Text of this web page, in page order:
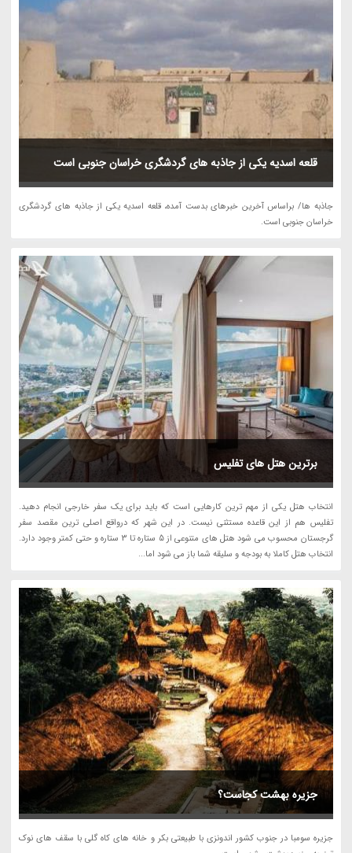
قلعه اسدیه یکی از جاذبه های گردشگری خراسان جنوبی است
جاذبه ها/ براساس آخرین خبرهای بدست آمده، قلعه اسدیه یکی از جاذبه های گردشگری
خراسان جنوبی است.
برترین هتل های تفلیس
انتخاب هتل یکی از مهم ترین کارهایی است که باید برای یک سفر خارجی انجام دهید.
تفلیس هم از این قاعده مستثنی نیست. در این شهر که درواقع اصلی ترین مقصد سفر
گرجستان محسوب می شود هتل های متنوعی از 5 ستاره تا 3 ستاره و حتی کمتر وجود دارد.
انتخاب هتل کاملا به بودجه و سلیقه شما باز می شود اما...
جزیره بهشت کجاست؟
جزیره سومبا در جنوب کشور اندونزی با طبیعتی بکر و خانه های کاه گلی با سقف های نوک